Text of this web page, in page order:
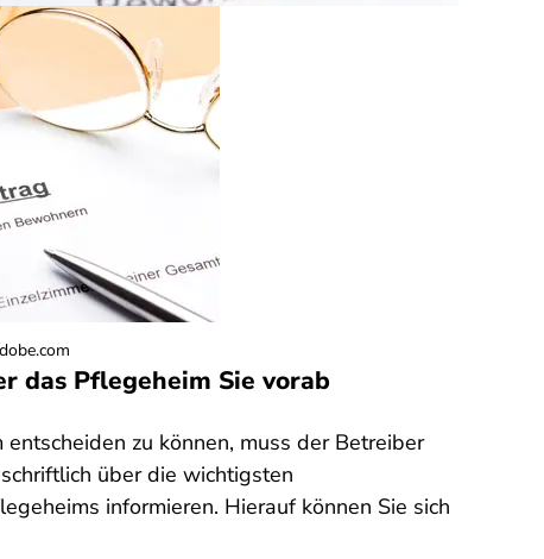
das Pflegeheim Sie vorab
zu können, muss der Betreiber
über die wichtigsten
informieren. Hierauf können Sie sich